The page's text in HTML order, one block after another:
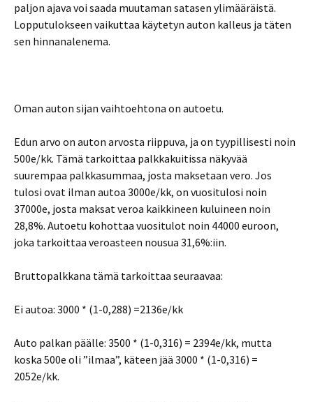
paljon ajava voi saada muutaman satasen ylimääräistä.
Lopputulokseen vaikuttaa käytetyn auton kalleus ja täten
sen hinnanalenema.
Oman auton sijan vaihtoehtona on autoetu.
Edun arvo on auton arvosta riippuva, ja on tyypillisesti noin
500e/kk. Tämä tarkoittaa palkkakuitissa näkyvää
suurempaa palkkasummaa, josta maksetaan vero. Jos
tulosi ovat ilman autoa 3000e/kk, on vuositulosi noin
37000e, josta maksat veroa kaikkineen kuluineen noin
28,8%. Autoetu kohottaa vuositulot noin 44000 euroon,
joka tarkoittaa veroasteen nousua 31,6%:iin.
Bruttopalkkana tämä tarkoittaa seuraavaa:
Ei autoa: 3000 * (1-0,288) =2136e/kk
Auto palkan päälle: 3500 * (1-0,316) = 2394e/kk, mutta
koska 500e oli ”ilmaa”, käteen jää 3000 * (1-0,316) =
2052e/kk.